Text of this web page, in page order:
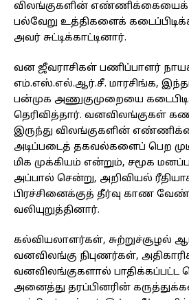
விலங்குகளின் எண்ணிக்கையைக்
பல்வேறு உத்திகளைக் கடைப்பிடிக்க
அவர் சுட்டிக்காட்டினார்.
வன ஜீவராசிகள் பணிப்பாளர்
எம்.எஸ்.எல்.ஆர்.சீ. மாரசிங்க,
பன்முக அணுகுமுறையை
தெரிவித்தார். வனவிலங்குகள்
இருந்து விலங்குகளின்
அடிப்படைத் தகவல்களைப் பெற
மிக முக்கியம் என்றும், சமூக
அப்பால் சென்று, அறிவியல்
பிரச்சினைக்குத் தீர்வு காண
வலியுறுத்தினார்.
கல்வியலாளர்கள், சுற்றுச்சூழல்
வனவிலங்கு நிபுணர்கள்,
வனவிலங்குகளால் பாதிக்கப்பட்ட
அனைத்து தரப்பினரின்